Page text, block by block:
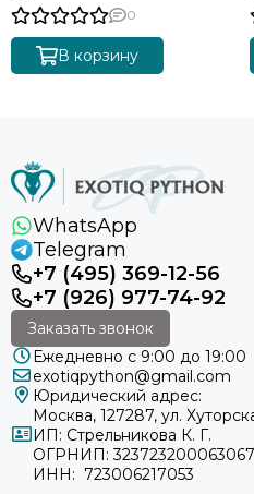
0
В корзину
WhatsApp
Telegram
+7 (495) 369-12-56
+7 (926) 977-74-92
Заказать звонок
Ежедневно с 9:00 до 19:00
exotiqpython@gmail.com
Юридический адрес:
Москва, 127287, ул.
ИП: Стрельникова К. Г.
ОГРНИП: 323723200063067
ИНН: 723006217053